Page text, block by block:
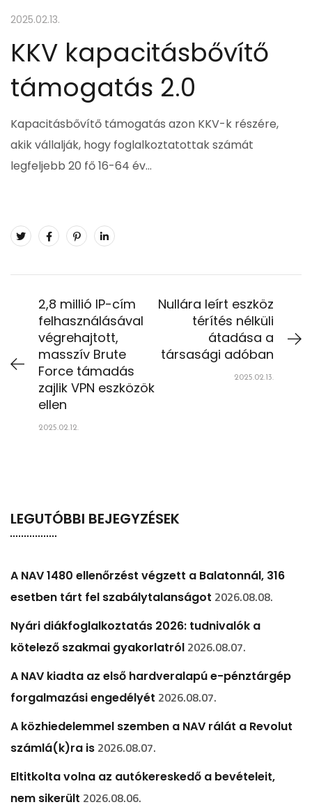
2025.02.13.
KKV kapacitásbővítő
támogatás 2.0
Kapacitásbővítő támogatás azon KKV-k részére,
akik vállalják, hogy foglalkoztatottak számát
legfeljebb 20 fő 16-64 év…
2,8 millió IP-cím
felhasználásával
végrehajtott,
masszív Brute
Force támadás
zajlik VPN eszközök
ellen
2025.02.12.
Nullára leírt eszköz
térítés nélküli
átadása a
társasági adóban
2025.02.13.
LEGUTÓBBI BEJEGYZÉSEK
A NAV 1480 ellenőrzést végzett a Balatonnál, 316
esetben tárt fel szabálytalanságot 2026.08.08.
Nyári diákfoglalkoztatás 2026: tudnivalók a
kötelező szakmai gyakorlatról 2026.08.07.
A NAV kiadta az első hardveralapú e-pénztárgép
forgalmazási engedélyét 2026.08.07.
A közhiedelemmel szemben a NAV rálát a Revolut
számlá(k)ra is 2026.08.07.
Eltitkolta volna az autókereskedő a bevételeit,
nem sikerült 2026.08.06.